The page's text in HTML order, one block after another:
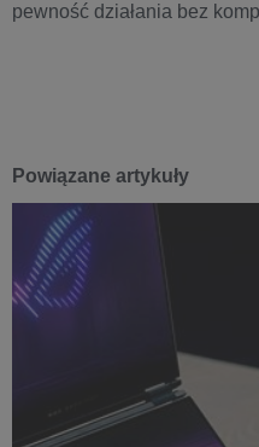
pewność działania bez
Powiązane artykuły